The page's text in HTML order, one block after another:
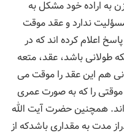
به اراده خود مشکل به
ندارد و عقد موقت
اعلام کرده اند که در
طولانی باشد، عقد، متعه
هم این عقد را موقت می
موقتی را که به صورت عمری
همچنین حضرت آیت الله
مدت به مقداری باشدکه از